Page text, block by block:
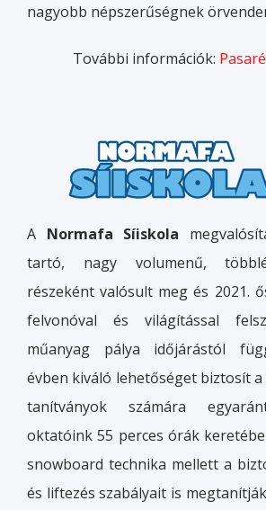
nagyobb népszerűségnek
További információk:
A Normafa Síiskola
tartó, nagy volumenű,
részeként valósult meg és 2021.
felvonóval és világítással
műanyag pálya időjárástól
évben kiváló lehetőséget biztosít a
tanítványok számára
oktatóink 55 perces órák
snowboard technika mellett a
és liftezés szabályait is